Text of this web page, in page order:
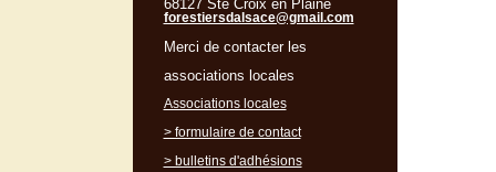
68127 Ste Croix en Plaine
forestiersdalsace@gmail.com
Merci de contacter les
associations locales
Associations locales
> formulaire de contact
> bulletins d'adhésions